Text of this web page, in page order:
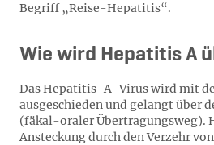
Begriff „Reise-Hepatitis“.
Wie wird Hepatitis A
Das Hepatitis-A-Virus wird mit
ausgeschieden und gelangt über
(fäkal-oraler Übertragungsweg).
Ansteckung durch den Verzehr